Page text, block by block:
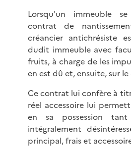
Lorsqu'un immeuble
contrat de
créancier antichrésiste
dudit immeuble avec
fruits, à charge de les
en est dû et, ensuite, sur
Ce contrat lui confère à
réel accessoire lui
en sa possession
intégralement
principal, frais et